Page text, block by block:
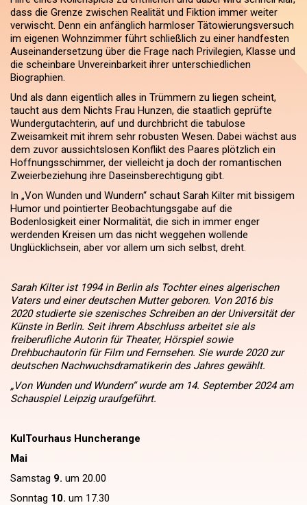
dass die Grenze zwischen Realität und Fiktion immer weiter
verwischt. Denn ein anfänglich harmloser Tätowierungsversuch
im eigenen Wohnzimmer führt schließlich zu einer handfesten
Auseinandersetzung über die Frage nach Privilegien, Klasse und
die scheinbare Unvereinbarkeit ihrer unterschiedlichen
Biographien.
Und als dann eigentlich alles in Trümmern zu liegen scheint,
taucht aus dem Nichts Frau Hunzen, die staatlich geprüfte
Wundergutachterin, auf und durchbricht die tabulose
Zweisamkeit mit ihrem sehr robusten Wesen. Dabei wächst aus
dem zuvor aussichtslosen Konflikt des Paares plötzlich ein
Hoffnungsschimmer, der vielleicht ja doch der romantischen
Zweierbeziehung ihre Daseinsberechtigung gibt.
In „Von Wunden und Wundern“ schaut Sarah Kilter mit bissigem
Humor und pointierter Beobachtungsgabe auf die
Bodenlosigkeit einer Normalität, die sich in immer enger
werdenden Kreisen um das nicht weggehen wollende
Unglücklichsein, aber vor allem um sich selbst, dreht.
Sarah Kilter ist 1994 in Berlin als Tochter eines algerischen
Vaters und einer deutschen Mutter geboren. Von 2016 bis
2020 studierte sie szenisches Schreiben an der Universität der
Künste in Berlin. Seit ihrem Abschluss arbeitet sie als
freiberufliche Autorin für Theater, Hörspiel sowie
Drehbuchautorin für Film und Fernsehen. Sie wurde 2020 zur
deutschen Nachwuchsdramatikerin des Jahres gewählt.
„Von Wunden und Wundern“ wurde am 14. September 2024 am
Schauspiel Leipzig uraufgeführt.
KulTourhaus Huncherange
Mai
Samstag 9. um 20.00
Sonntag 10. um 17.30